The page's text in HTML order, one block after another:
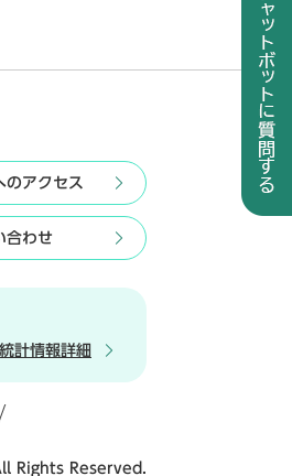
のアクセス
合わせ
統計情報詳細
Rights Reserved.